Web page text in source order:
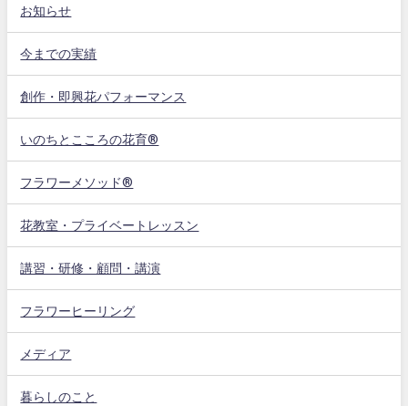
お知らせ
今までの実績
創作・即興花パフォーマンス
いのちとこころの花育®
フラワーメソッド®
花教室・プライベートレッスン
講習・研修・顧問・講演
フラワーヒーリング
メディア
暮らしのこと